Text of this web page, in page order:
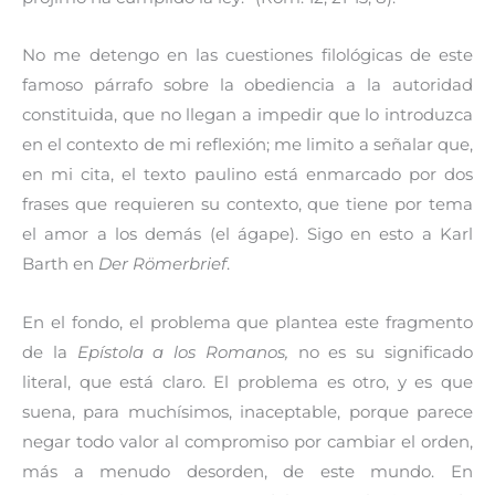
No me detengo en las cuestiones filológicas de este
famoso párrafo sobre la obediencia a la autoridad
constituida, que no llegan a impedir que lo introduzca
en el contexto de mi reflexión; me limito a señalar que,
en mi cita, el texto paulino está enmarcado por dos
frases que requieren su contexto, que tiene por tema
el amor a los demás (el ágape). Sigo en esto a Karl
Barth en Der Römerbrief.
En el fondo, el problema que plantea este fragmento
de la Epístola a los Romanos, no es su significado
literal, que está claro. El problema es otro, y es que
suena, para muchísimos, inaceptable, porque parece
negar todo valor al compromiso por cambiar el orden,
más a menudo desorden, de este mundo. En